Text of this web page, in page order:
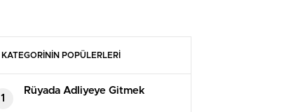
KATEGORİNİN POPÜLERLERİ
1
Rüyada Adliyeye Gitmek